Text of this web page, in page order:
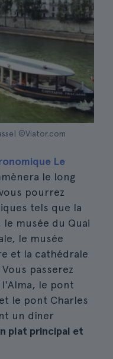
©Viator.com
Le
le long
pourrez
tels que la
musée du Quai
le musée
et la cathédrale
passerez
le pont
le pont Charles
un dîner
plat principal et